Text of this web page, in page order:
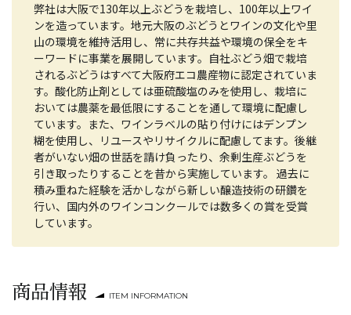
弊社は大阪で130年以上ぶどうを栽培し、100年以上ワイ
ンを造っています。地元大阪のぶどうとワインの文化や里
山の環境を維持活用し、常に共存共益や環境の保全をキ
ーワードに事業を展開しています。自社ぶどう畑で栽培
されるぶどうはすべて大阪府エコ農産物に認定されていま
す。酸化防止剤としては亜硫酸塩のみを使用し、栽培に
おいては農薬を最低限にすることを通して環境に配慮し
ています。また、ワインラベルの貼り付けにはデンプン
糊を使用し、リユースやリサイクルに配慮してます。後継
者がいない畑の世話を請け負ったり、余剰生産ぶどうを
引き取ったりすることを昔から実施しています。 過去に
積み重ねた経験を活かしながら新しい醸造技術の研鑽を
行い、国内外のワインコンクールでは数多くの賞を受賞
しています。
商品情報 ITEM INFORMATION